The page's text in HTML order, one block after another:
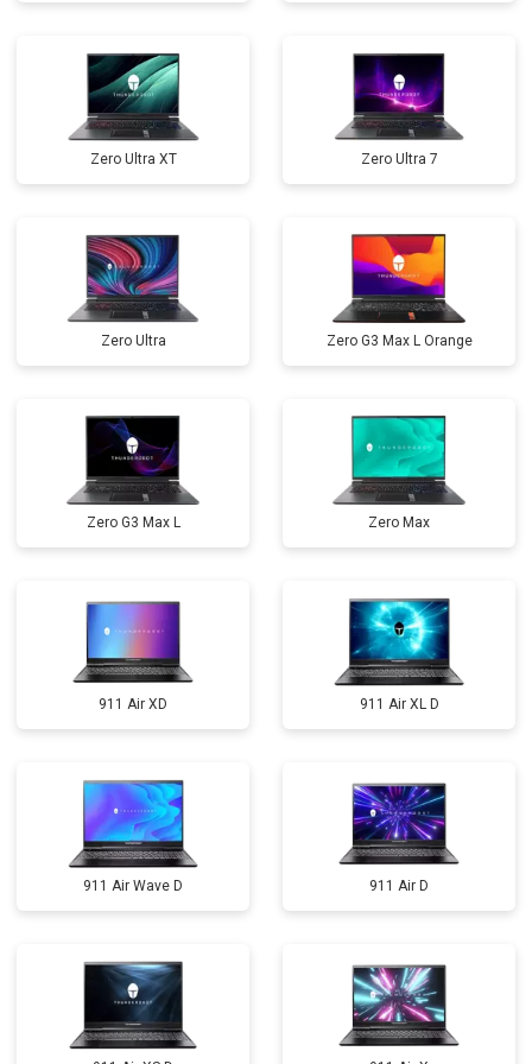
Ремонт петель от 3990 ₽ Заказать
Zero Ultra XT Zero Ultra 7
Zero Ultra Zero G3 Max L Orange
Zero G3 Max L Zero Max
911 Air XD 911 Air XL D
911 Air Wave D 911 Air D